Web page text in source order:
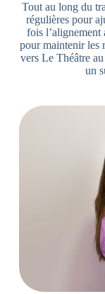
Tout au long du
régulières pour
fois l’alignement
pour maintenir les
vers Le Théâtre
un